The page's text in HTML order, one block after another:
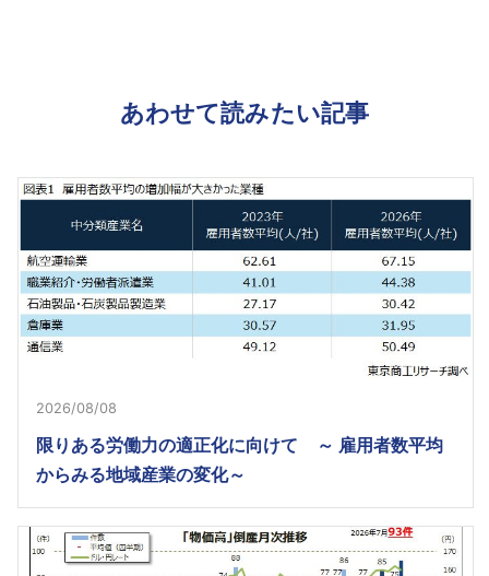
あわせて読みたい記事
2026/08/08
限りある労働力の適正化に向けて ～ 雇用者数平均
からみる地域産業の変化～